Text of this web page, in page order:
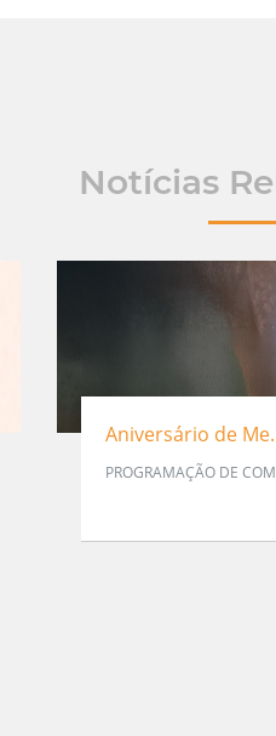
Notícias
Aniversário de
PROGRAMAÇÃO DE